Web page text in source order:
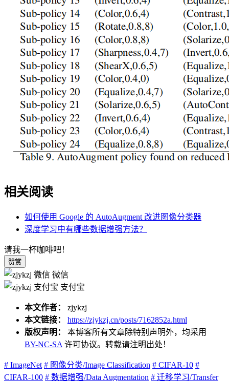
相关阅读
如何使用 Google 的 AutoAugment 改进图像分类器
深度学习中有哪些数据增强方法？
请我一杯咖啡吧！
赞赏
微信
支付宝
本文作者： zjykzj
本文链接：
https://zjykzj.cn/posts/7162852a.html
版权声明： 本博客所有文章除特别声明外，均采用
BY-NC-SA 许可协议。转载请注明出处！
# ImageNet # 图像分类/Image Classification # CIFAR-10 #
CIFAR-100 # 数据增强/Data Augmentation # 迁移学习/Transfer